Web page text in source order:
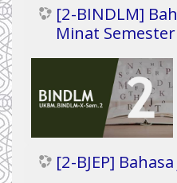
[2-BINDLM]
Minat
[2-BJEP]